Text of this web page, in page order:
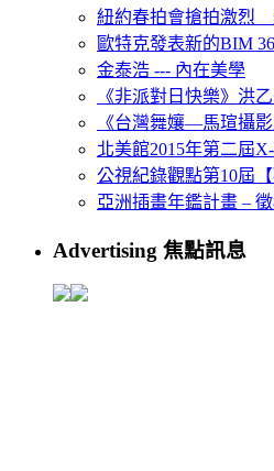
紐約春拍會搶拍激烈
歐特克發表新的BIM
金泰浩 --- 內在美學
《非派對日快樂》洪
《台灣舞孃—馬瑄攝影
北美館2015年第二屆
公視紀錄觀點第10屆
亞洲插畫年鑑計畫 –
Advertising 焦點訊息